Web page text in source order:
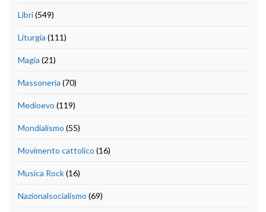
Libri(549)
Liturgia (111)
Magia (21)
Massoneria (70)
Medioevo (119)
Mondialismo (55)
Movimento cattolico (16)
Musica Rock(16)
Nazionalsocialismo (69)